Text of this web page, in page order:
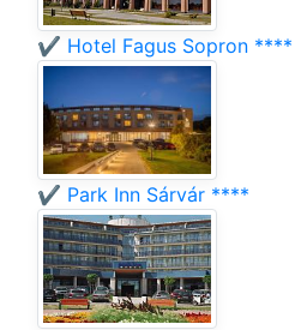
✔️ Hotel Fagus Sopron ****
✔️ Park Inn Sárvár ****